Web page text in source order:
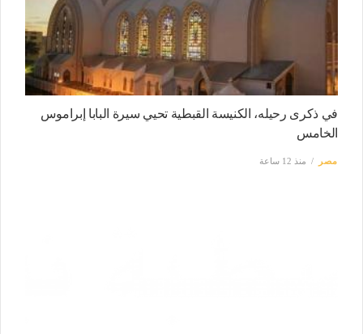
في ذكرى رحيله، الكنيسة القبطية تحيي سيرة البابا إبراموس
الخامس
مصر منذ 12 ساعة